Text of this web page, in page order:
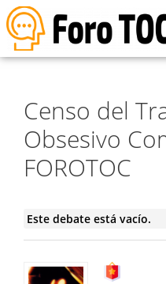
Censo del
Obsesivo
FOROTOC
Este debate está vacío.